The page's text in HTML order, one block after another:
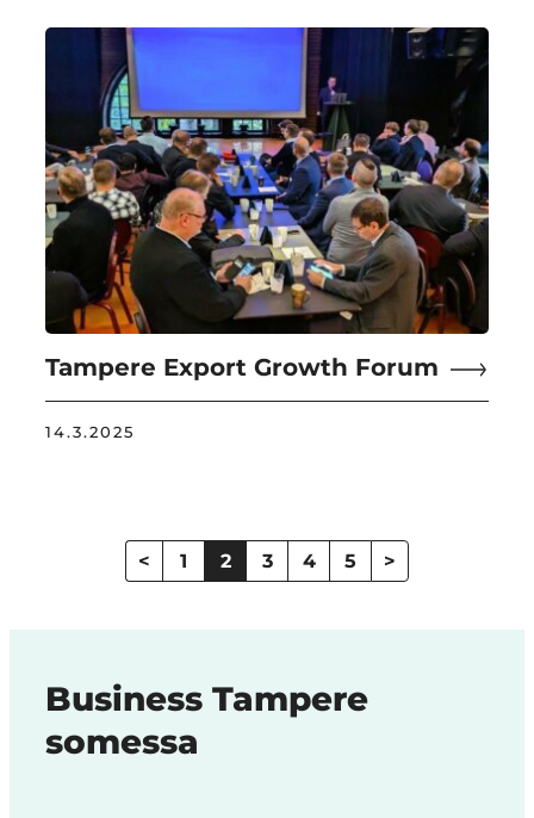
Tampere Export Growth Forum
14.3.2025
sivutus
< 1 2 3 4 5 >
Business Tampere
somessa